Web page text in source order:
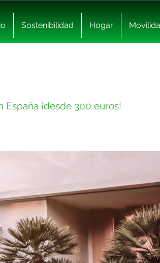
Sostenibilidad Hogar
¡desde 300 euros!